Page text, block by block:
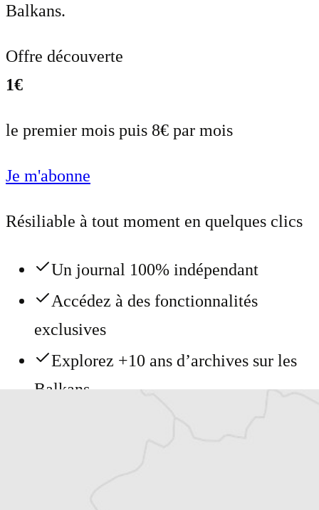
Balkans.
Offre découverte
1€
le premier mois puis 8€ par mois
Je m'abonne
Résiliable à tout moment en quelques clics
Un journal 100% indépendant
Accédez à des fonctionnalités
exclusives
Explorez +10 ans d’archives sur les
Balkans